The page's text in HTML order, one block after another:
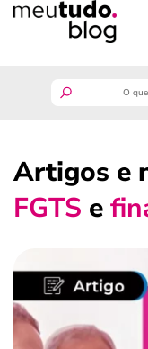
guia do
benefícios
crédito fácil
Artigos e
FGTS e